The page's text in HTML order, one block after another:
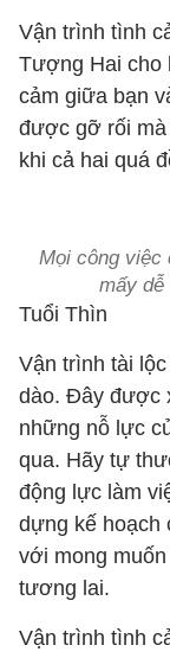
Vận trình tình
Tượng Hai cho
cảm giữa bạn
được gỡ rối mà
khi cả hai quá
Mọi công việc
mấy dễ
Tuổi Thìn
Vận trình tài
dào. Đây được
những nỗ lực
qua. Hãy tự
động lực làm
dựng kế hoạch
với mong
tương lai.
Vận trình tình